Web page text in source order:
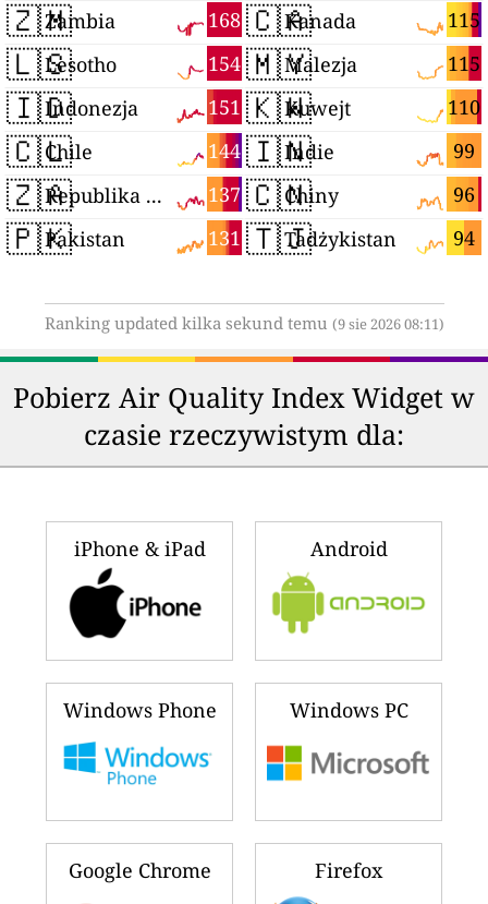
🇿🇲 168
Zambia
🇱🇸 154
Lesotho
🇮🇩 151
Indonezja
🇨🇱 144
Chile
🇿🇦 137
Republika Południowej Afryki
🇵🇰 131
Pakistan
🇨🇦 115
Kanada
🇲🇾 115
Malezja
🇰🇼 110
Kuwejt
🇮🇳 99
Indie
🇨🇳 96
Chiny
🇹🇯 94
Tadżykistan
Ranking updated kilka sekund temu (9 sie 2026 08:11)
Pobierz Air Quality Index Widget w
czasie rzeczywistym dla:
iPhone & iPad Android
Windows Phone Windows PC
Google Chrome Firefox